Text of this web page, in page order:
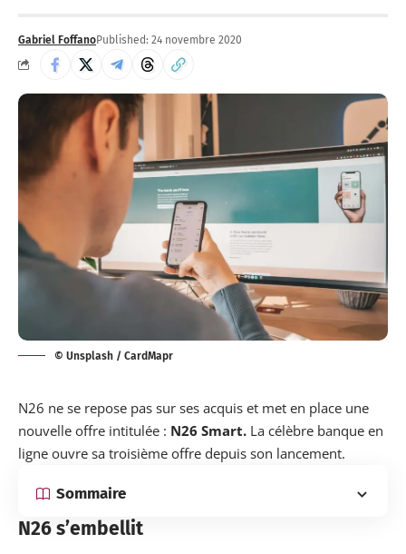
Gabriel FoffanoPublished: 24 novembre 2020
© Unsplash / CardMapr
N26 ne se repose pas sur ses acquis et met en place une
nouvelle offre intitulée : N26 Smart. La célèbre banque en
ligne ouvre sa troisième offre depuis son lancement.
Sommaire
N26 s’embellit